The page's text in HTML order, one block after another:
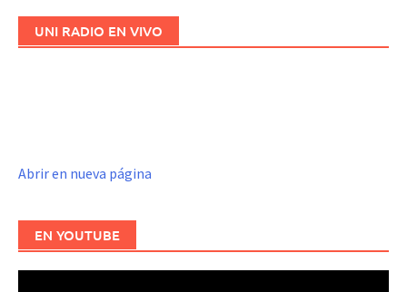
UNI RADIO EN VIVO
Abrir en nueva página
EN YOUTUBE